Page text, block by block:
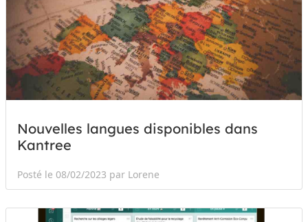
Nouvelles langues disponibles dans
Kantree
Posté le 08/02/2023 par Lorene